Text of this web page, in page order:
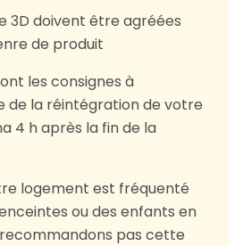
3D doivent être agréées
de produit
les consignes à
de la réintégration de votre
4 h après la fin de la
logement est fréquenté
ou des enfants en
pas cette